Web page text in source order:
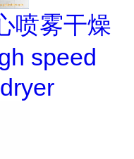
喷雾干燥
speed